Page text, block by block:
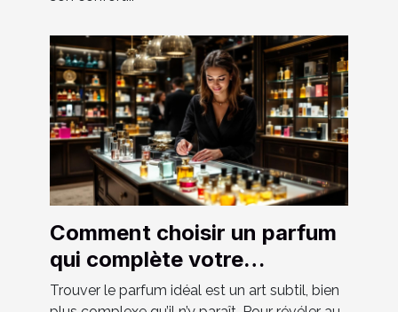
Comment choisir un parfum
qui complète votre
personnalité?
Trouver le parfum idéal est un art subtil, bien